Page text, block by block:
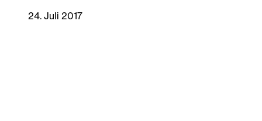
24. Juli 2017